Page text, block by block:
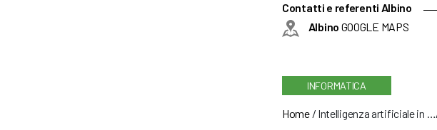
Contatti e referenti Albino
Albino GOOGLE MAPS
INFORMATICA
Home/ Intelligenza artificiale in